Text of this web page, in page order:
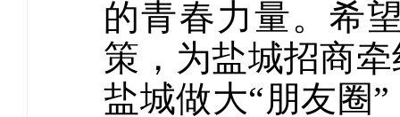
的青春力量。希
策，为盐城招商
盐城做大“朋友圈